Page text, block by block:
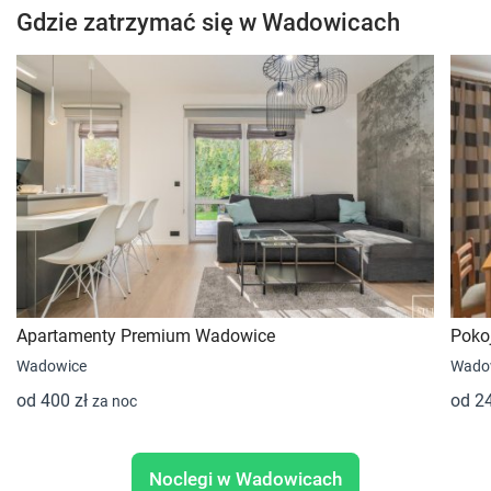
Gdzie zatrzymać się w Wadowicach
Apartamenty Premium Wadowice
Wadowice
od 400 zł za noc od
Noclegi w Wadowicach